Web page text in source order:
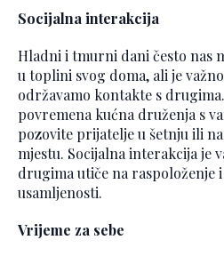
Socijalna interakcija
Hladni i tmurni dani često nas
u toplini svog doma, ali je
održavamo kontakte s
povremena kućna druženja s
pozovite prijatelje u šetnju ili
mjestu. Socijalna interakcija je
drugima utiče na raspoloženje i
usamljenosti.
Vrijeme za sebe